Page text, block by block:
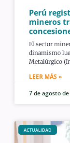
Perú
mineros
El sector
dinamismo
Metalúrgico
LEER MÁS »
7 de agosto
ACTUALIDAD